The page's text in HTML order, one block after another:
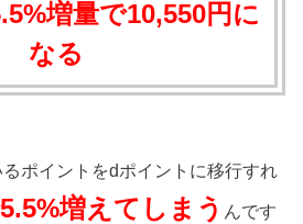
増量で10,550円に
なる
ポイントをdポイントに移行すれ
増えてしまう んです